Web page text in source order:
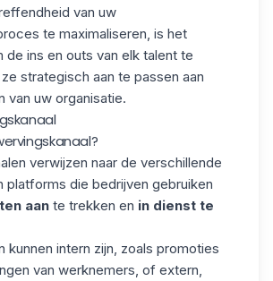
van uw
te maximaliseren, is het
de ins en outs van elk talent te
strategisch aan te passen aan
van uw organisatie.
verwijzen naar de verschillende
platforms die bedrijven gebruiken
aan te trekken en in dienst te
kunnen intern zijn, zoals promoties
van werknemers, of extern,